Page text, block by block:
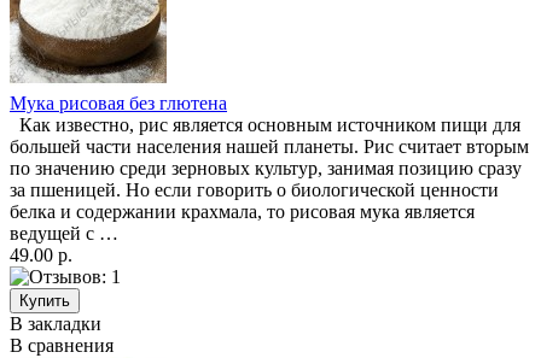
Мука рисовая без глютена
Как известно, рис является основным источником пищи для
большей части населения нашей планеты. Рис считает вторым
по значению среди зерновых культур, занимая позицию сразу
за пшеницей. Но если говорить о биологической ценности
белка и содержании крахмала, то рисовая мука является
ведущей с …
49.00 р.
В закладки
В сравнения